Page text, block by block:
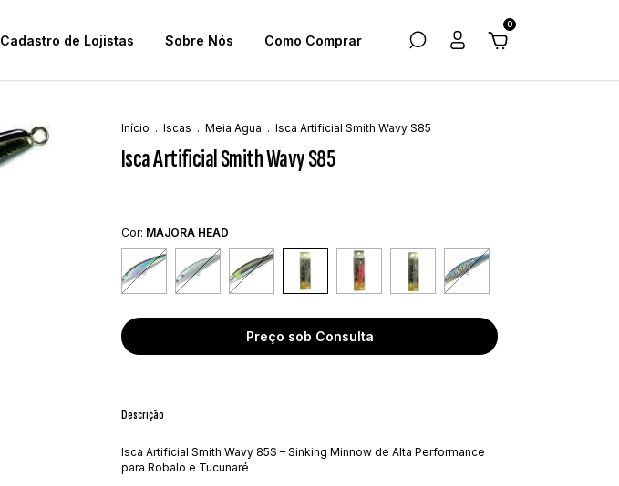
Cadastro de Lojistas Sobre Nós Como Comprar
0
Início . Iscas . Meia Agua . Isca Artificial Smith Wavy S85
Isca Artificial Smith Wavy S85
Cor: MAJORA HEAD
Descrição
Isca Artificial Smith Wavy 85S – Sinking Minnow de Alta Performance
para Robalo e Tucunaré